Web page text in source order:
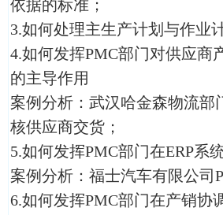
依据的标准；
3.如何处理主生产计划与作业
4.如何发挥PMC部门对供应商
的主导作用
案例分析：武汉哈金森物流部
核供应商交货；
5.如何发挥PMC部门在ERP系
案例分析：福士汽车有限公司
6.如何发挥PMC部门在产销协